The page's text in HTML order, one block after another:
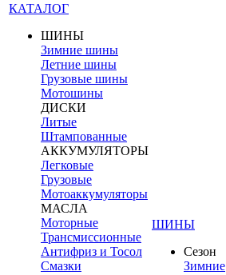
КАТАЛОГ
ШИНЫ
Зимние шины
Летние шины
Грузовые шины
Мотошины
ДИСКИ
Литые
Штампованные
АККУМУЛЯТОРЫ
Легковые
Грузовые
Мотоаккумуляторы
МАСЛА
Моторные
Трансмиссионные
Антифриз и Тосол
Смазки
ШИНЫ
Сезон
Зимние